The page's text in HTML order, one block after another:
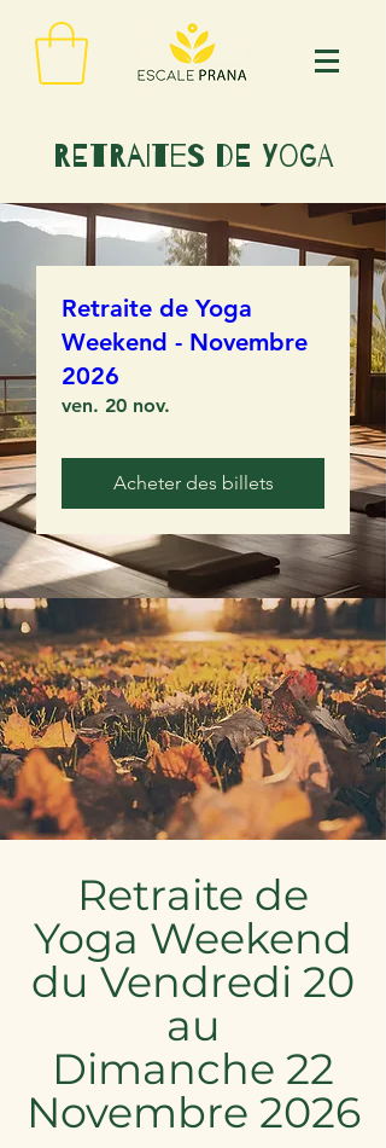
RETRAITES DE YOGA
Retraite de Yoga
Weekend - Novembre
2026
ven. 20 nov.
Acheter des billets
Retraite de
Yoga Weekend
du Vendredi 20
au
Dimanche 22
Novembre 2026